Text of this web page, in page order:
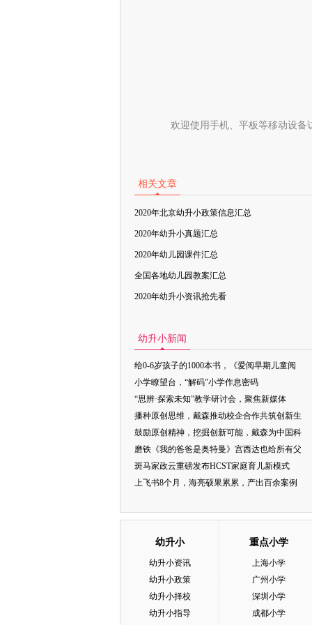
欢迎使用手机、平板等移动设备
相关文章
2020年北京幼升小政策信息汇总
2020年幼升小真题汇总
2020年幼儿园课件汇总
全国各地幼儿园教案汇总
2020年幼升小资讯抢先看
幼升小新闻
给0-6岁孩子的1000本书，《爱阅早期儿童阅
小学瞭望台，“解码”小学作息密码
“思辨·探索未知”教学研讨会，聚焦新媒体
播种原创思维，戴森推动校企合作共筑创新生
鼓励原创精神，挖掘创新可能，戴森为中国科
磨铁《我的爸爸是奥特曼》宫西达也给所有父
斑马家政云重磅发布HCST家庭育儿新模式
上飞书8个月，海亮硕果累累，产出百余案例
幼升小
幼升小资讯
幼升小政策
幼升小择校
幼升小指导
重点小学
上海小学
广州小学
深圳小学
成都小学